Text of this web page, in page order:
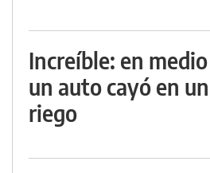
Increíble: en
un auto cayó en
riego